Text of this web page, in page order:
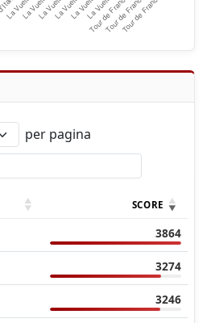
per pagina
SCORE
3864
3274
3246